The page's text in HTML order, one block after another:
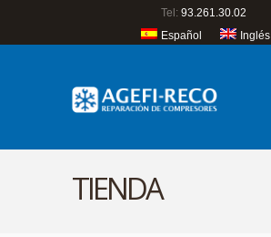
Tel: 93.261.30.02
Español
Inglés
TIENDA